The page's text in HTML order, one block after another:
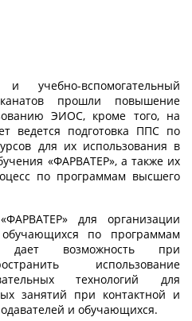
учебно-вспомогательный
прошли повышение
ЭИОС, кроме того, на
ведется подготовка ППС по
для их использования в
«ФАРВАТЕР», а также их
по программам высшего
для организации
по программам
дает возможность при
использование
технологий для
занятий при контактной и
и обучающихся.